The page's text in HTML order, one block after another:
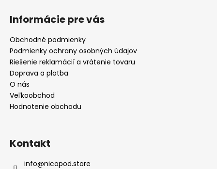
Informácie pre vás
Obchodné podmienky
Podmienky ochrany osobných údajov
Riešenie reklamácií a vrátenie tovaru
Doprava a platba
O nás
Veľkoobchod
Hodnotenie obchodu
Kontakt
info@nicopod.store